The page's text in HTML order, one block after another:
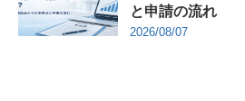
と申請の流れ
2026/08/07